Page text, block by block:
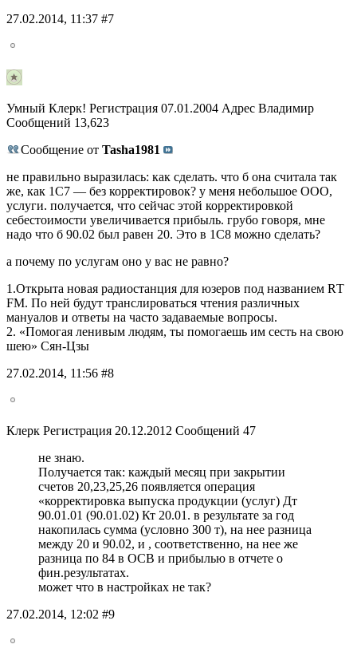
27.02.2014, 11:37 #7
Умный Клерк! Регистрация 07.01.2004 Адрес Владимир
Сообщений 13,623
Сообщение от Tasha1981
не правильно выразилась: как сделать. что б она считала так
же, как 1С7 — без корректировок? у меня небольшое ООО,
услуги. получается, что сейчас этой корректировкой
себестоимости увеличивается прибыль. грубо говоря, мне
надо что б 90.02 был равен 20. Это в 1С8 можно сделать?
а почему по услугам оно у вас не равно?
1.Открыта новая радиостанция для юзеров под названием RТ
FМ. По ней будут транслироваться чтения различных
мануалов и ответы на часто задаваемые вопросы.
2. «Помогая ленивым людям, ты помогаешь им сесть на свою
шею» Сян-Цзы
27.02.2014, 11:56 #8
Клерк Регистрация 20.12.2012 Сообщений 47
не знаю.
Получается так: каждый месяц при закрытии
счетов 20,23,25,26 появляется операция
«корректировка выпуска продукции (услуг) Дт
90.01.01 (90.01.02) Кт 20.01. в результате за год
накопилась сумма (условно 300 т), на нее разница
между 20 и 90.02, и , соответственно, на нее же
разница по 84 в ОСВ и прибылью в отчете о
фин.результатах.
может что в настройках не так?
27.02.2014, 12:02 #9